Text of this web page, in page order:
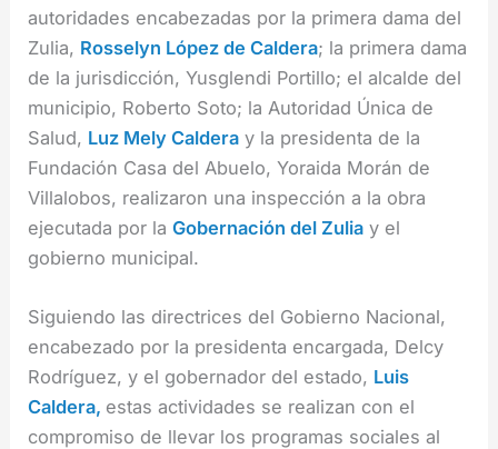
autoridades encabezadas por la primera dama del
Zulia, Rosselyn López de Caldera; la primera dama
de la jurisdicción, Yusglendi Portillo; el alcalde del
municipio, Roberto Soto; la Autoridad Única de
Salud, Luz Mely Caldera y la presidenta de la
Fundación Casa del Abuelo, Yoraida Morán de
Villalobos, realizaron una inspección a la obra
ejecutada por laGobernación del Zulia y el
gobierno municipal.
Siguiendo las directrices del Gobierno Nacional,
encabezado por la presidenta encargada, Delcy
Rodríguez, y el gobernador del estado, Luis
Caldera, estas actividades se realizan con el
compromiso de llevar los programas sociales al